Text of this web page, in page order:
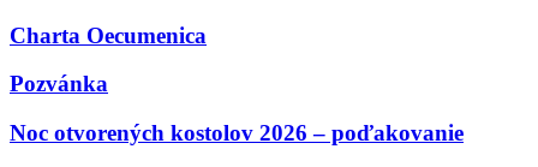
Charta Oecumenica
Pozvánka
Noc otvorených kostolov 2026 – poďakovanie